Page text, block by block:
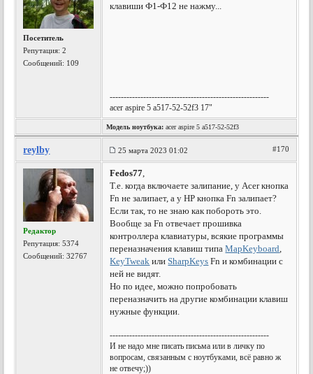
Посетитель
Репутация:2
Сообщений: 109
клавиши Ф1-Ф12 не нажму...
---------------------------------------------------------
acer aspire 5 a517-52-52f3 17"
Модель ноутбука: acer aspire 5 a517-52-52f3
reylby 25 марта 2023 01:02 #170
Редактор
Репутация:5374
Сообщений: 32767
Fedos77,
Т.е. когда включаете залипание, у Acer кнопка
Fn не залипает, а у HP кнопка Fn залипает?
Если так, то не знаю как побороть это.
Вообще за Fn отвечает прошивка
контроллера клавиатуры, всякие программы
переназначения клавиш типаMapKeyboard,
KeyTweak илиSharpKeys Fn и комбинации с
ней не видят.
Но по идее, можно попробовать
переназначить на другие комбинации клавиш
нужные функции.
---------------------------------------------------------
И не надо мне писать письма или в личку по
вопросам, связанным с ноутбуками, всё равно ж
не отвечу;))